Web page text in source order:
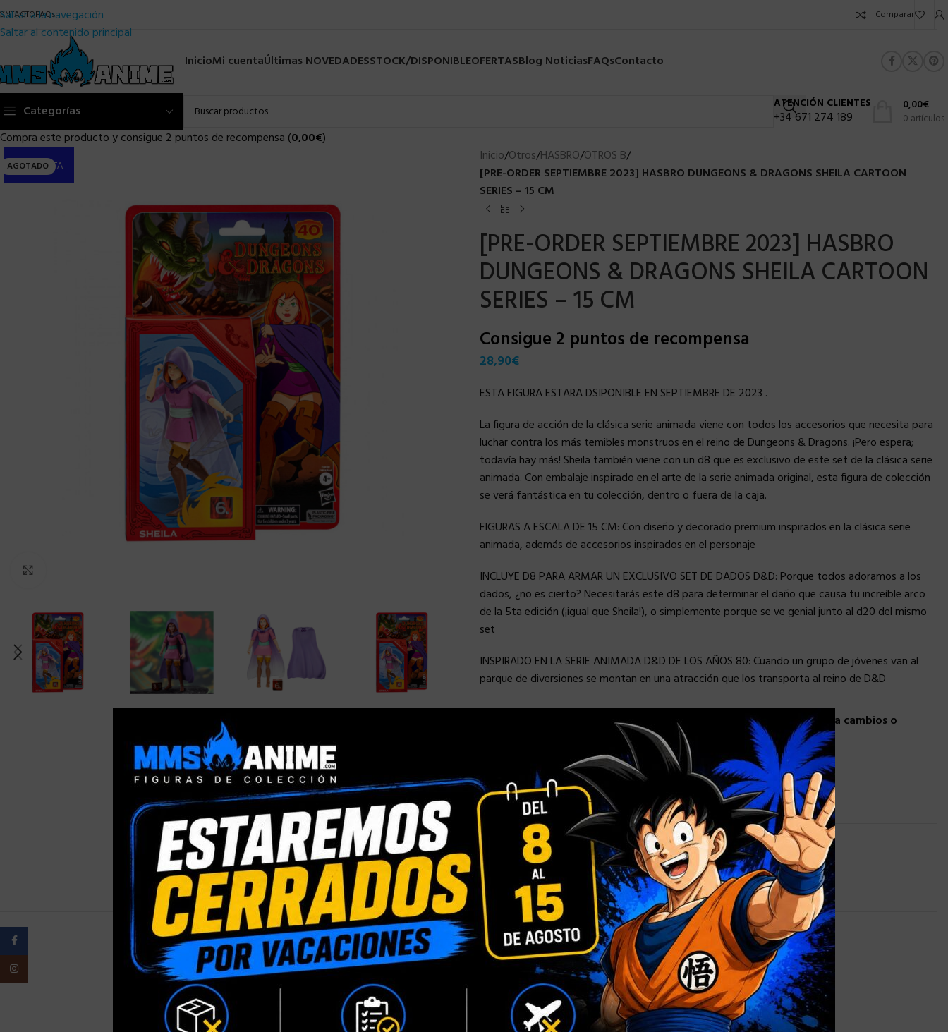
Saltar a la navegación
Saltar al contenido principal
FAQs Comparar
InicioMi cuentaÚltimas NOVEDADESSTOCK/DISPONIBLEOFERTASBlog NoticiasFAQsContacto
Categorías ATENCIÓN CLIENTES
+34 671 274 189 0 artículos
0,00€
Compra este producto y consigue 2 puntos de recompensa (0,00€)
AGOTADO
PRE-VENTA Inicio/Otros/HASBRO/OTROS B/
[PRE-ORDER SEPTIEMBRE 2023] HASBRO DUNGEONS & DRAGONS SHEILA CARTOON
SERIES – 15 CM
[PRE-ORDER SEPTIEMBRE 2023] HASBRO
DUNGEONS & DRAGONS SHEILA CARTOON
SERIES – 15 CM
Consigue 2 puntos de recompensa
28,90€
ESTA FIGURA ESTARA DSIPONIBLE EN SEPTIEMBRE DE 2023 .
La figura de acción de la clásica serie animada viene con todos los accesorios que necesita para
luchar contra los más temibles monstruos en el reino de Dungeons & Dragons. ¡Pero espera;
todavía hay más! Sheila también viene con un d8 que es exclusivo de este set de la clásica serie
animada. Con embalaje inspirado en el arte de la serie animada original, esta figura de colección
se verá fantástica en tu colección, dentro o fuera de la caja.
FIGURAS A ESCALA DE 15 CM: Con diseño y decorado premium inspirados en la clásica serie
animada, además de accesorios inspirados en el personaje
INCLUYE D8 PARA ARMAR UN EXCLUSIVO SET DE DADOS D&D: Porque todos adoramos a los
dados, ¿no es cierto? Necesitarás este d8 para determinar el daño que causa tu increíble arco
de la 5ta edición (¡igual que Sheila!), o simplemente porque se ve genial junto al d20 del mismo
set
INSPIRADO EN LA SERIE ANIMADA D&D DE LOS AÑOS 80: Cuando un grupo de jóvenes van al
parque de diversiones se montan en una atracción que los transporta al reino de D&D
IMPORTANTE: Las fechas de llegada son estimadas y están sujetas a cambios o
Sin existencias
Comparar
Añadir a la lista de deseos
Categorías:HASBRO
OTROS B
Compartir:
INFORMACIÓN ADICIONAL
0,9 kg